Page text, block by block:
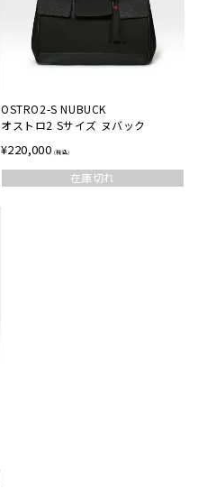
OSTRO2-S NUBUCK
オストロ2 Sサイズ ヌバック
¥220,000
在庫切れ